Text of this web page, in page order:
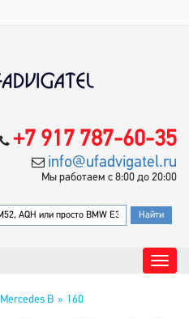
+7 917 787-60-35
info@ufadvigatel.ru
Мы работаем с 8:00 до 20:00
Mercedes B 160